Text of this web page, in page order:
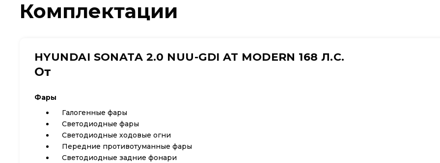
Комплектации
HYUNDAI SONATA 2.0 NUU-GDI AT MODERN 168 Л.С.
От
Фары
Галогенные фары
Светодиодные фары
Светодиодные ходовые огни
Передние противотуманные фары
Cветодиодные задние фонари